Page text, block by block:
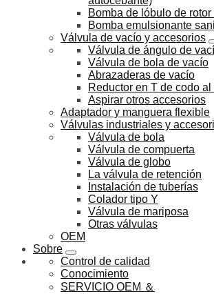
Bomba de lóbulo de
Bomba emulsionante
Válvula de vacío y accesorios
Válvula de ángulo de
Válvula de bola de vacío
Abrazaderas de vacío
Reductor en T de codo
Aspirar otros accesorios
Adaptador y manguera flexible
Válvulas industriales y
Válvula de bola
Válvula de compuerta
Válvula de globo
La válvula de retención
Instalación de tuberías
Colador tipo Y
Válvula de mariposa
Otras válvulas
OEM
Sobre
Control de calidad
Conocimiento
SERVICIO OEM ＆